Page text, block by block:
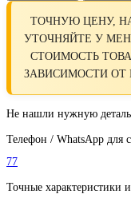
ТОЧНУЮ ЦЕНУ,
УТОЧНЯЙТЕ У
СТОИМОСТЬ
ЗАВИСИМОСТИ ОТ
Не нашли нужную
Телефон / WhatsApp для
77
Точные характеристики